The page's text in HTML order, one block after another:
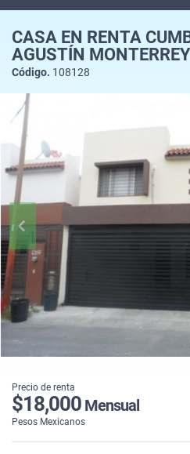
CASA EN RENTA
AGUSTÍN MONTERREY
Código. 108128
Precio de renta
$18,000 Mensual
Pesos Mexicanos